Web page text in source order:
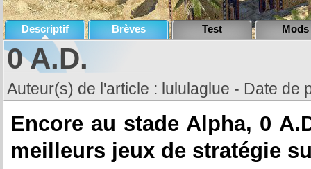
Descriptif Brèves Test Mods
0 A.D.
Auteur(s) de l'article : lululaglue - Date de
Encore au stade Alpha, 0
meilleurs jeux de stratégie